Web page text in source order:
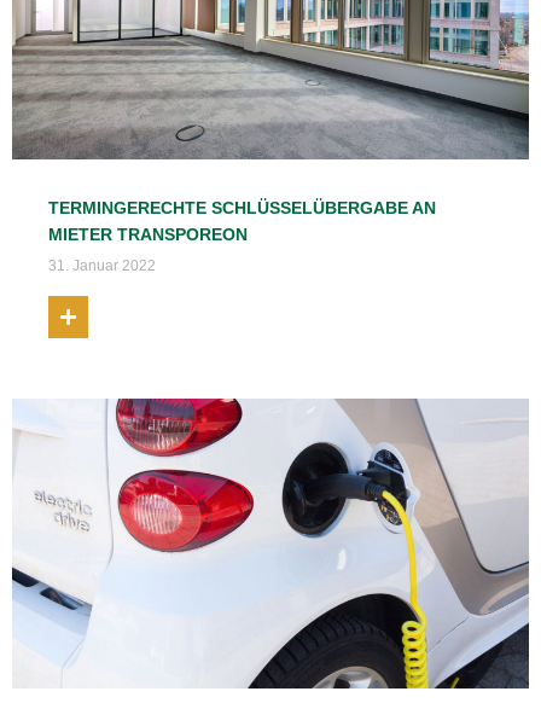
TERMINGERECHTE SCHLÜSSELÜBERGABE AN
MIETER TRANSPOREON
31. Januar 2022